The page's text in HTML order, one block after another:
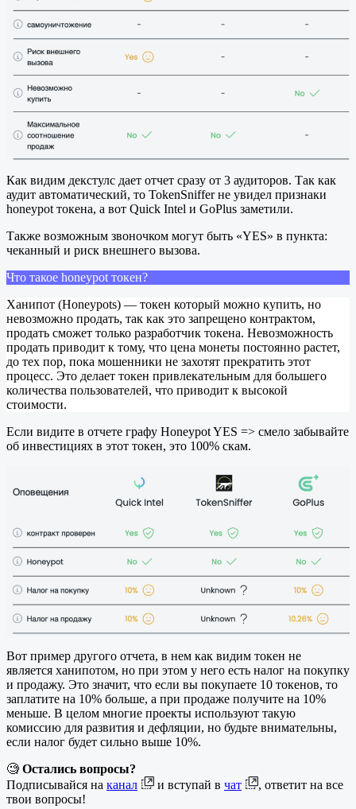
Как видим декстулс дает отчет сразу от 3 аудиторов. Так как
аудит автоматический, то TokenSniffer не увидел признаки
honeypot токена, а вот Quick Intel и GoPlus заметили.
Также возможным звоночком могут быть «YES» в пункта:
чеканный и риск внешнего вызова.
Что такое honeypot токен?
Ханипот (Honeypots) — токен который можно купить, но
невозможно продать, так как это запрещено контрактом,
продать сможет только разработчик токена. Невозможность
продать приводит к тому, что цена монеты постоянно растет,
до тех пор, пока мошенники не захотят прекратить этот
процесс. Это делает токен привлекательным для большего
количества пользователей, что приводит к высокой
стоимости.
Если видите в отчете графу Honeypot YES => смело забывайте
об инвестициях в этот токен, это 100% скам.
Вот пример другого отчета, в нем как видим токен не
является ханипотом, но при этом у него есть налог на покупку
и продажу. Это значит, что если вы покупаете 10 токенов, то
заплатите на 10% больше, а при продаже получите на 10%
меньше. В целом многие проекты используют такую
комиссию для развития и дефляции, но будьте внимательны,
если налог будет сильно выше 10%.
🧐 Остались вопросы?
Подписывайся на канал и вступай в чат
, ответит на все
твои вопросы!